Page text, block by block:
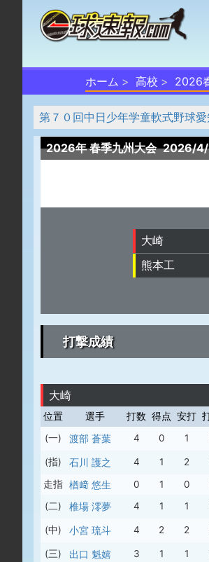
ホーム 高校 2026
第７０回中日少年学童軟式野球
2026年 春季九州大会 2026/4/
大崎
熊本工
打撃成績
大崎
位置 選手 打数 得点 安打
(一)
渡部 蒼葉 4 0 1
(指) 石川 護之 4 1 2
走指 楢﨑 悠生 0 1 0
(二)
椎場 澪夢 4 1 1
(中) 小宮 琉斗 4 2 2
(三) 出口 魁嬉 3 1 1